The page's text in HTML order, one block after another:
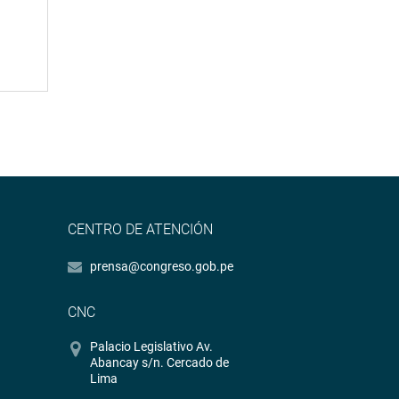
CENTRO DE ATENCIÓN
prensa@congreso.gob.pe
CNC
Palacio Legislativo Av.
Abancay s/n. Cercado de
Lima